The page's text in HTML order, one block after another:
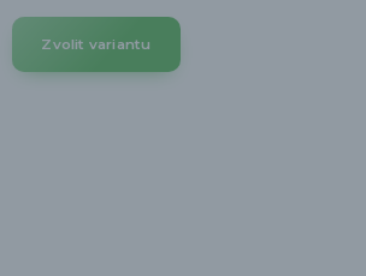
Zvolit variantu